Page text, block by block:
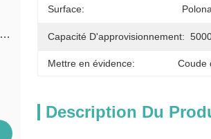
flrs@mechanical-fasteners.com
Surface:
Capacité D'approvisionnement:
Mettre en évidence: Coude
Description Du